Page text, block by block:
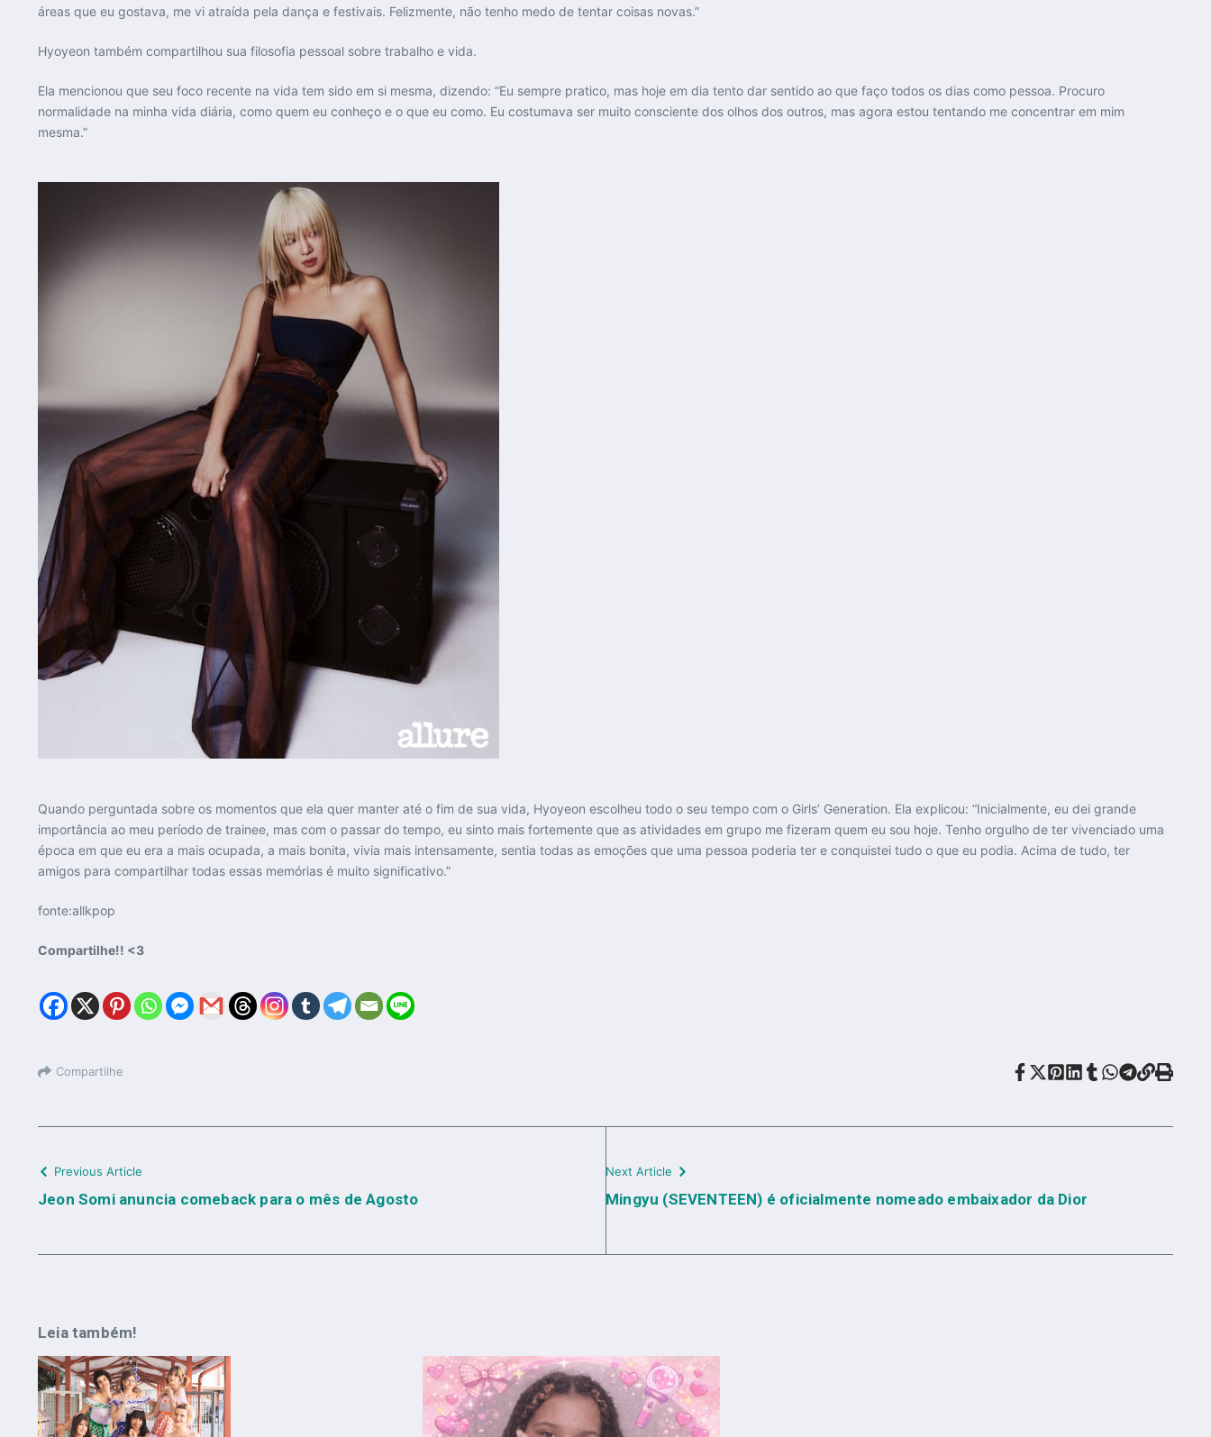
áreas que eu gostava, me vi atraída pela dança e festivais. Felizmente, não tenho medo de tentar coisas novas.”
Hyoyeon também compartilhou sua filosofia pessoal sobre trabalho e vida.
Ela mencionou que seu foco recente na vida tem sido em si mesma, dizendo: “Eu sempre pratico, mas hoje em dia tento dar sentido ao que faço todos os dias como pessoa. Procuro
normalidade na minha vida diária, como quem eu conheço e o que eu como. Eu costumava ser muito consciente dos olhos dos outros, mas agora estou tentando me concentrar em mim
mesma.”
Quando perguntada sobre os momentos que ela quer manter até o fim de sua vida, Hyoyeon escolheu todo o seu tempo com o Girls’ Generation. Ela explicou: “Inicialmente, eu dei grande
importância ao meu período de trainee, mas com o passar do tempo, eu sinto mais fortemente que as atividades em grupo me fizeram quem eu sou hoje. Tenho orgulho de ter vivenciado uma
época em que eu era a mais ocupada, a mais bonita, vivia mais intensamente, sentia todas as emoções que uma pessoa poderia ter e conquistei tudo o que eu podia. Acima de tudo, ter
amigos para compartilhar todas essas memórias é muito significativo.”
fonte:allkpop
Compartilhe!! <3
Compartilhe
Previous Article
Jeon Somi anuncia comeback para o mês de Agosto
Next Article
Mingyu (SEVENTEEN) é oficialmente nomeado embaixador da Dior
Leia também!